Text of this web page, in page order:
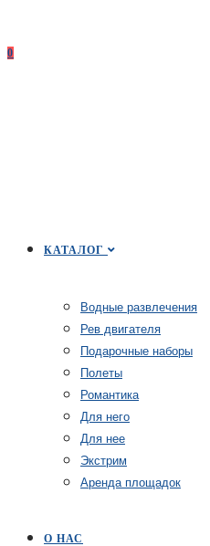
0
КАТАЛОГ
Водные развлечения
Рев двигателя
Подарочные наборы
Полеты
Романтика
Для него
Для нее
Экстрим
Аренда площадок
О НАС